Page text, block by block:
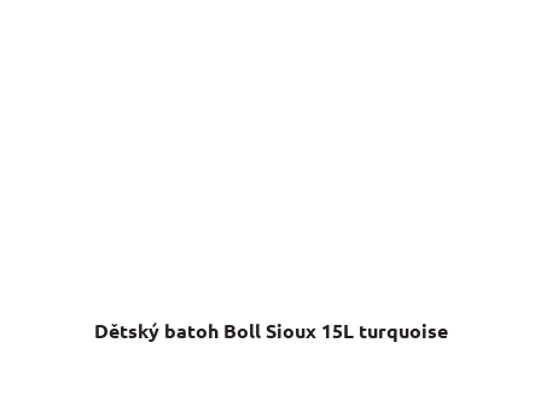
Dětský batoh Boll Sioux 15L turquoise